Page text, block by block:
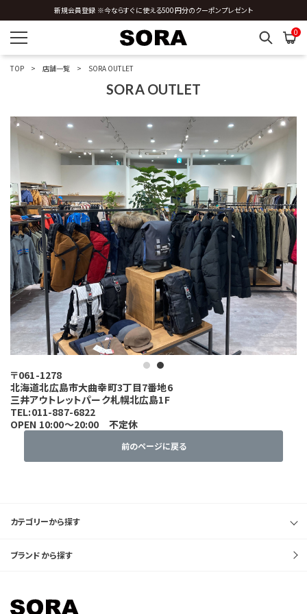
新規会員登録 ※今ならすぐに使える500円分のクーポンプレゼント
0
TOP 店舗一覧 SORA OUTLET
SORA OUTLET
〒061-1278
北海道北広島市大曲幸町3丁目7番地6
三井アウトレットパーク札幌北広島1F
TEL:011-887-6822
OPEN 10:00～20:00 不定休
前のページに戻る
カテゴリーから探す
ブランドから探す